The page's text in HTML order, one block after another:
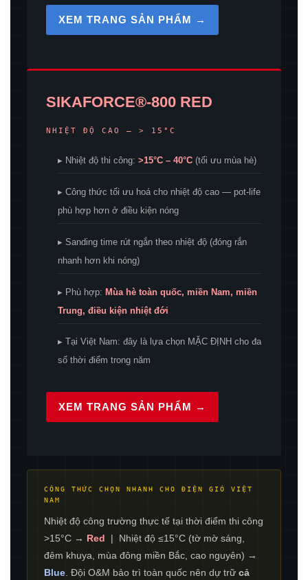
XEM TRANG SẢN PHẨM →
SIKAFORCE®-800 RED
NHIỆT ĐỘ CAO — > 15°C
▸ Nhiệt độ thi công: >15°C – 40°C(tối ưu mùa hè)
▸ Công thức tối ưu hoá cho nhiệt độ cao — pot-life
phù hợp hơn ở điều kiện nóng
▸ Sanding time rút ngắn theo nhiệt độ (đóng rắn
nhanh hơn khi nóng)
▸ Phù hợp: Mùa hè toàn quốc, miền Nam, miền
Trung, điều kiện nhiệt đới
▸ Tại Việt Nam: đây là lựa chọn MẶC ĐỊNH cho đa
số thời điểm trong năm
XEM TRANG SẢN PHẨM →
CÔNG THỨC CHỌN NHANH CHO ĐIỆN GIÓ VIỆT
NAM
Nhiệt độ công trường thực tế tại thời điểm thi công
>15°C → Red | Nhiệt độ ≤15°C (tờ mờ sáng,
đêm khuya, mùa đông miền Bắc, cao nguyên) →
Blue . Đội O&M bảo trì toàn quốc nên dự trữ cả